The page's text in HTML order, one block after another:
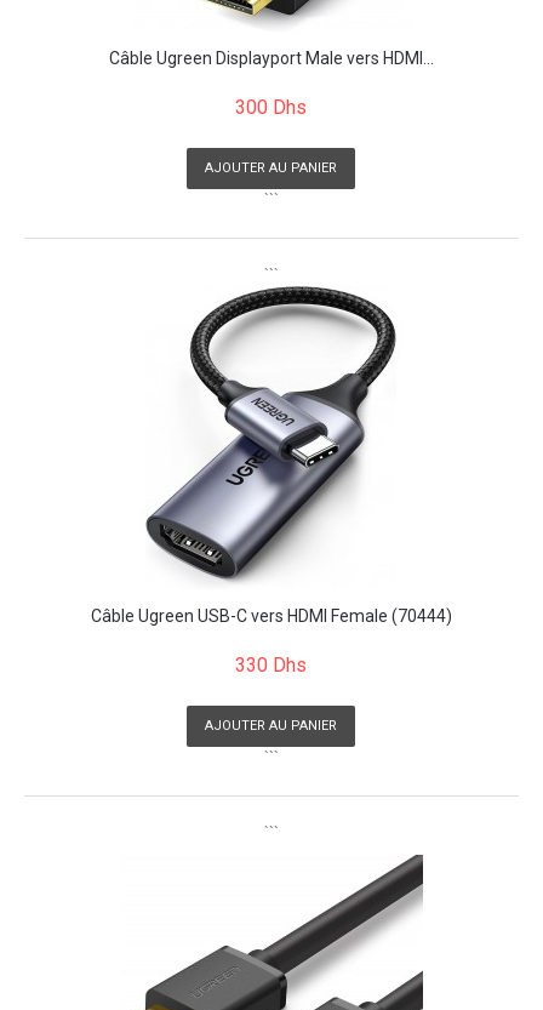
Câble Ugreen Displayport Male vers HDMI...
300 Dhs
AJOUTER AU PANIER
```
```
Câble Ugreen USB-C vers HDMI Female (70444)
330 Dhs
AJOUTER AU PANIER
```
```